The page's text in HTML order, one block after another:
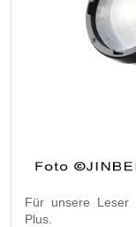
Für unsere Leser
Plus.